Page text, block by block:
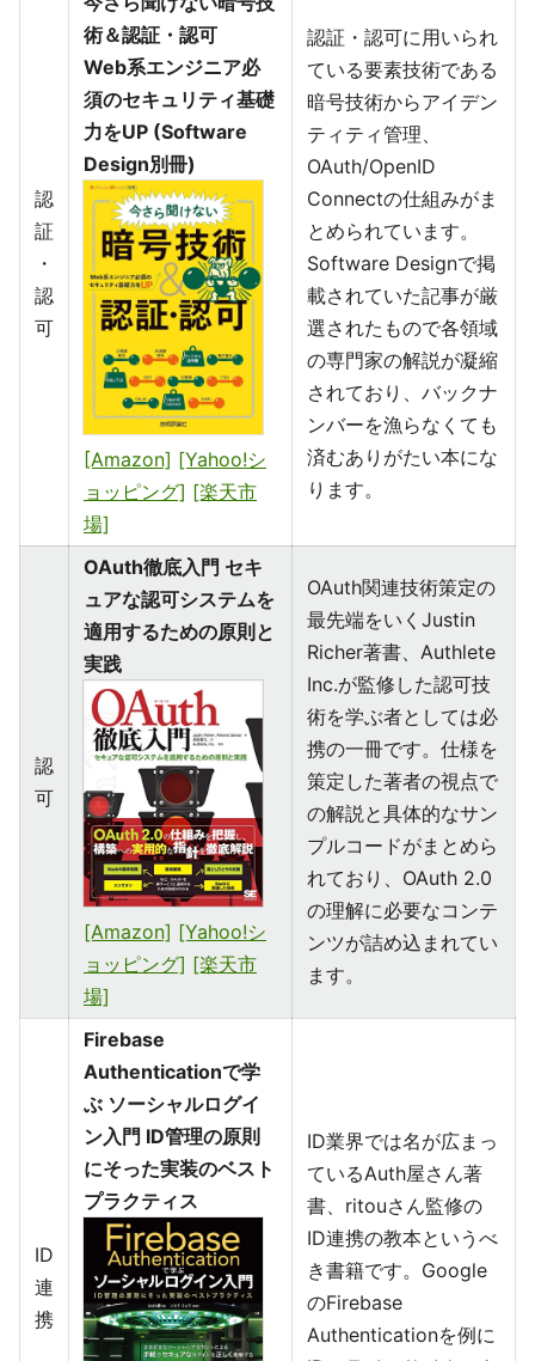
認
証
・
認
可
術＆認証・認可
Web系エンジニア必
須のセキュリティ基礎
力をUP (Software
Design別冊)
[Amazon] [Yahoo!シ
ョッピング] [楽天市
場]
認証・認可に用いられ
ている要素技術である
暗号技術からアイデン
ティティ管理、
OAuth/OpenID
Connectの仕組みがま
とめられています。
Software Designで掲
載されていた記事が厳
選されたもので各領域
の専門家の解説が凝縮
されており、バックナ
ンバーを漁らなくても
済むありがたい本にな
ります。
認
可
OAuth徹底入門 セキ
ュアな認可システムを
適用するための原則と
実践
[Amazon] [Yahoo!シ
ョッピング] [楽天市
場]
OAuth関連技術策定の
最先端をいくJustin
Richer著書、Authlete
Inc.が監修した認可技
術を学ぶ者としては必
携の一冊です。仕様を
策定した著者の視点で
の解説と具体的なサン
プルコードがまとめら
れており、OAuth 2.0
の理解に必要なコンテ
ンツが詰め込まれてい
ます。
ID
連
携
Firebase
Authenticationで学
ぶ ソーシャルログイ
ン入門 ID管理の原則
にそった実装のベスト
プラクティス
ID業界では名が広まっ
ているAuth屋さん著
書、ritouさん監修の
ID連携の教本というべ
き書籍です。Google
のFirebase
Authenticationを例に